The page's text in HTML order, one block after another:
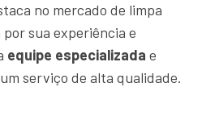
no mercado de limpa
sua experiência e
equipe especializada e
serviço de alta qualidade.